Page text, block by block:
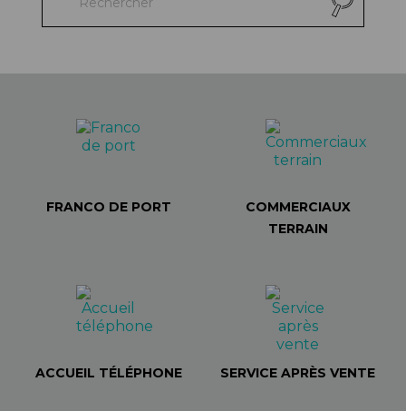
FRANCO DE PORT
COMMERCIAUX
TERRAIN
ACCUEIL TÉLÉPHONE SERVICE APRÈS VENTE